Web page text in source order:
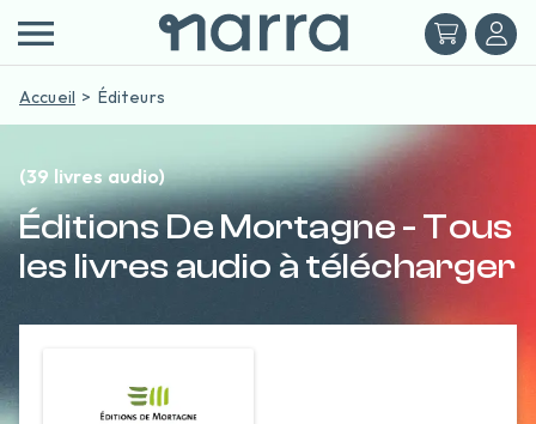
Accueil Éditeurs
(39 livres audio)
Éditions De Mortagne - Tous
les livres audio à télécharger